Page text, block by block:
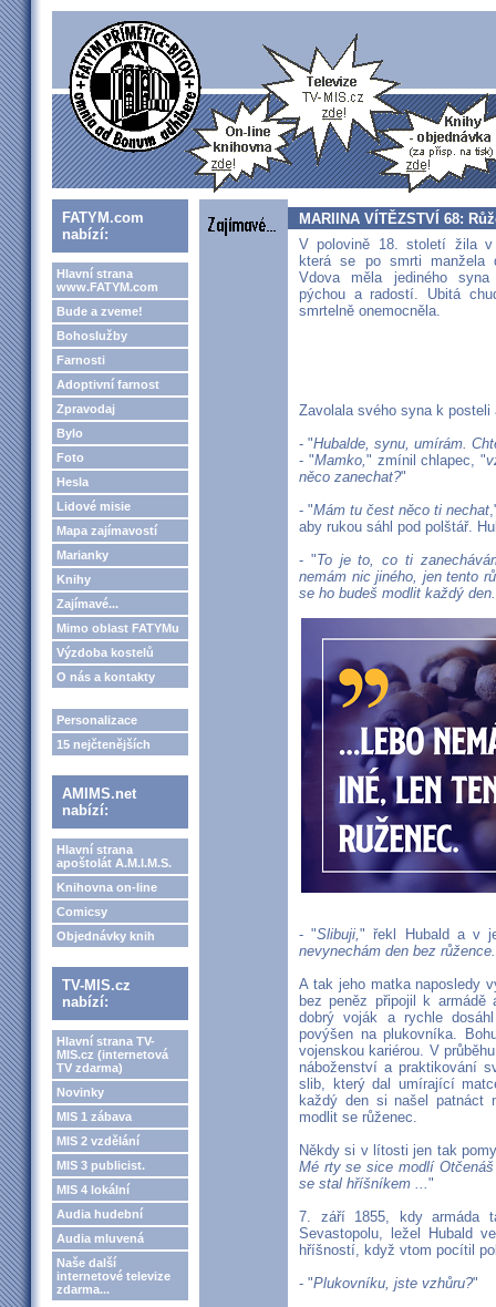
FATYM.com
nabízí:
Hlavní strana
www.FATYM.com
Bude a zveme!
Bohoslužby
Farnosti
Adoptivní farnost
Zpravodaj
Bylo
Foto
Hesla
Lidové misie
Mapa zajímavostí
Marianky
Knihy
Zajímavé...
Mimo oblast FATYMu
Výzdoba kostelů
O nás a kontakty
Personalizace
15 nejčtenějších
AMIMS.net
nabízí:
Hlavní strana
apoštolát A.M.I.M.S.
Knihovna on-line
Comicsy
Objednávky knih
TV-MIS.cz
nabízí:
Hlavní strana TV-
MIS.cz (internetová
TV zdarma)
Novinky
MIS 1 zábava
MIS 2 vzdělání
MIS 3 publicist.
MIS 4 lokální
Audia hudební
Audia mluvená
Naše další
internetové televize
zdarma...
MARIINA VÍTĚZSTVÍ 68:
V polovině 18. století žila
která se po smrti manžela
Vdova měla jediného
pýchou a radostí. Ubitá
smrtelně onemocněla.
Zavolala svého syna k posteli
- "Hubalde, synu, umírám.
- "Mamko," zmínil chlapec, "
něco zanechat?"
- "Mám tu čest něco ti nechat
aby rukou sáhl pod polštář.
- "To je to, co ti
nemám nic jiného, jen tento
se ho budeš modlit každý den.
- "Slibuji," řekl Hubald a v
nevynechám den bez růžence.
A tak jeho matka naposledy
bez peněz připojil k
dobrý voják a rychle
povýšen na plukovníka.
vojenskou kariérou. V
náboženství a praktikování
slib, který dal umírající
každý den si našel patnáct
modlit se růženec.
Někdy si v lítosti jen tak
Mé rty se sice modlí
se stal hříšníkem ..."
7. září 1855, kdy armáda
Sevastopolu, ležel Hubald
hříšností, když vtom pocítil
- "Plukovníku, jste vzhůru?"